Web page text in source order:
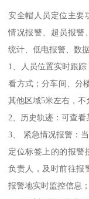
安全帽人员定位主要
情况报警、超员报警
统计、低电报警、数
1、人员位置实时跟
看方式；分车间、分
其他区域5米左右，不
2、历史轨迹：可查看
3、 紧急情况报警：
定位标签上的的报警
负责人，及时前往报
报警地实时监控信息；